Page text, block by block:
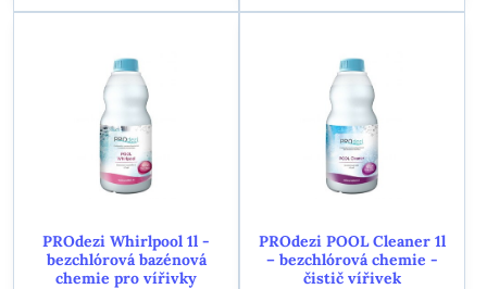
PROdezi Whirlpool 1l -
bezchlórová bazénová
chemie pro vířivky
PROdezi POOL Cleaner 1l
– bezchlórová chemie -
čistič vířivek